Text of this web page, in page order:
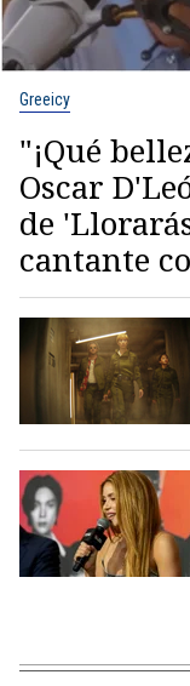
Greeicy
"¡Qué
Oscar
de
cantante